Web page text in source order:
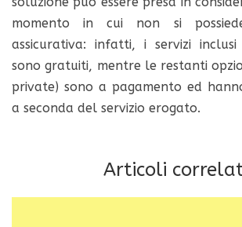
momento in cui non si
assicurativa: infatti, i servizi inclusi
sono gratuiti, mentre le restanti
private) sono a pagamento ed
a seconda del servizio erogato.
Articoli